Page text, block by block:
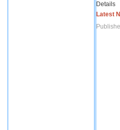
Details
Latest